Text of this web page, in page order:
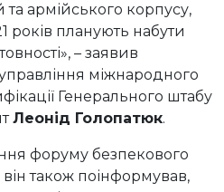
та армійського корпусу,
років планують набути
– заявив
міжнародного
Генерального штабу
Леонід Голопатюк.
форуму безпекового
він також поінформував,